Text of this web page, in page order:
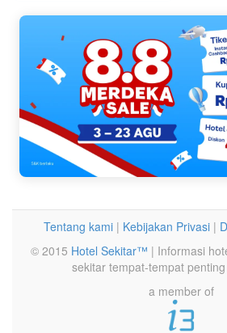
Tentang kami | Kebijakan Privasi |
© 2015 Hotel Sekitar™ | Informasi
sekitar tempat-tempat
a member of